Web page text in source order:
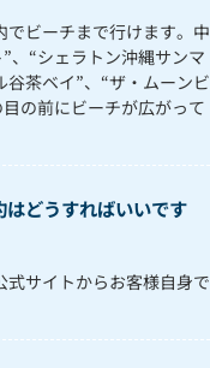
ビーチまで行けます。中
、“シェラトン沖縄サンマ
茶ベイ”、“ザ・ムーンビ
の前にビーチが広がって
どうすればいいです
サイトからお客様自身で